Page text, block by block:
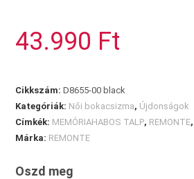
mennyiség
43.990 Ft
Cikkszám:D8655-00 black
Kategóriák: Női bokacsizma, Újdonságok
Címkék: MEMÓRIAHABOS TALP, REMONTE,
Márka: REMONTE
Oszd meg